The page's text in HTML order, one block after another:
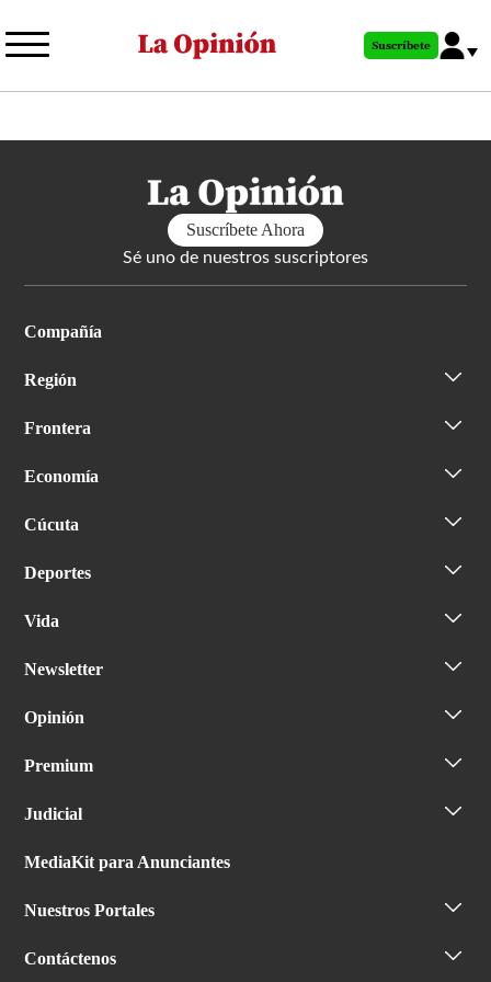
al
principal
Suscríbete
Suscríbete Ahora
Sé uno de nuestros suscriptores
Compañía
Región
Frontera
Economía
Cúcuta
Deportes
Vida
Newsletter
Opinión
Premium
Judicial
MediaKit para Anunciantes
Nuestros Portales
Contáctenos